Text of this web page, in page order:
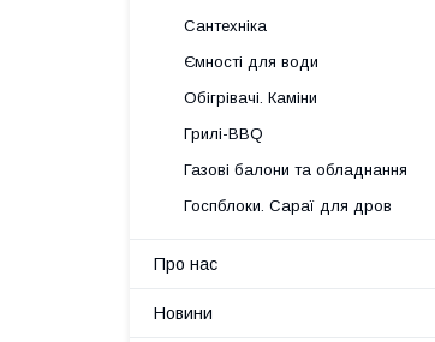
Сантехніка
Ємності для води
Обігрівачі. Каміни
Грилі-BBQ
Газові балони та обладнання
Госпблоки. Сараї для дров
Про нас
Новини